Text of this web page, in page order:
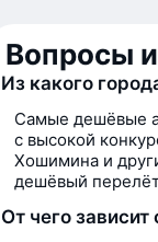
Вопросы
Из какого
Самые дешёвые
с высокой
Хошимина и
дешёвый
От чего